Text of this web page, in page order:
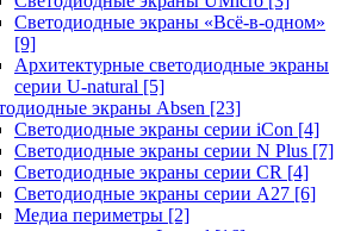
Светодиодные экраны «Всё-в-одном»
[9]
Архитектурные светодиодные экраны
серии U-natural [5]
экраны Absen [23]
Светодиодные экраны серии iCon [4]
Светодиодные экраны серии N Plus [7]
Светодиодные экраны серии CR [4]
Светодиодные экраны серии А27 [6]
Медиа периметры [2]